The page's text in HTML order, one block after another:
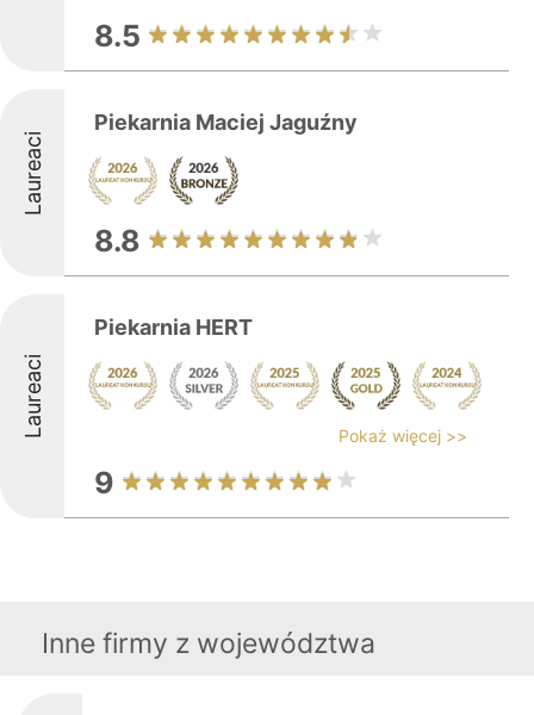
8.5
Laureaci
Piekarnia Maciej Jaguźny
8.8
Laureaci
Piekarnia HERT
Pokaż więcej >>
9
Inne firmy z województwa